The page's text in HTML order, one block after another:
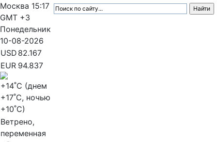
Москва 15:17
GMT +3
Понедельник
10-08-2026
USD 82.167
EUR 94.837
+14˚C (днем
+17˚C, ночью
+10˚C)
Ветрено,
переменная